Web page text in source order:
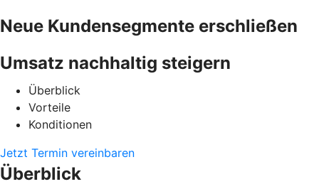
Neue Kundensegmente erschließen
Umsatz nachhaltig steigern
Überblick
Vorteile
Konditionen
Jetzt Termin vereinbaren
Überblick